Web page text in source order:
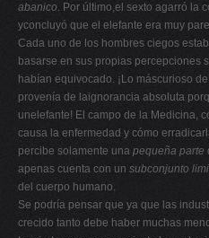
abanico. Por último,el sexto agarró la
yconcluyó que el elefante era muy
Cada uno de los hombres ciegos
basarse en sus propias percepciones
habían equivocado. ¡Lo máscurioso
provenía de laignorancia absoluta
unelefante! El campo de la Medicina,
causa la enfermedad y cómo
percibe solamente una pequeña parte
apenas cuenta con un subconjunto
del cuerpo humano.
Se podría pensar que ya que las
crecido tanto debe haber muchas